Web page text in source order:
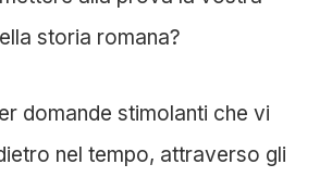
storia romana?
domande stimolanti che vi
nel tempo, attraverso gli